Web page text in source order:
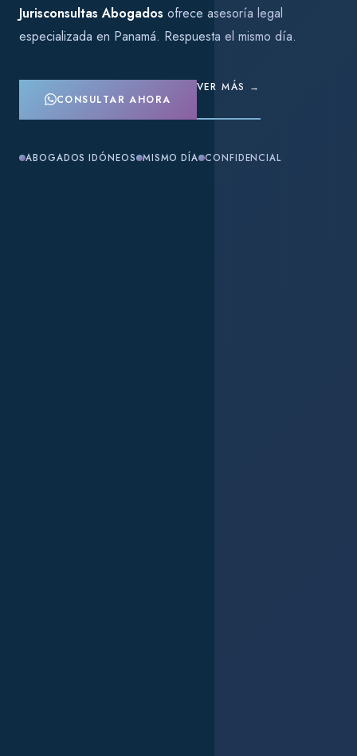
Jurisconsultas Abogados ofrece asesoría legal
especializada en Panamá. Respuesta el mismo día.
CONSULTAR AHORA
VER MÁS →
ABOGADOS IDÓNEOS MISMO DÍA CONFIDENCIAL